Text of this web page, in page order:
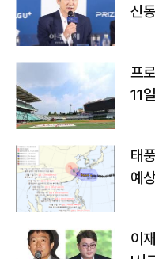
신
프
11
태
예
이